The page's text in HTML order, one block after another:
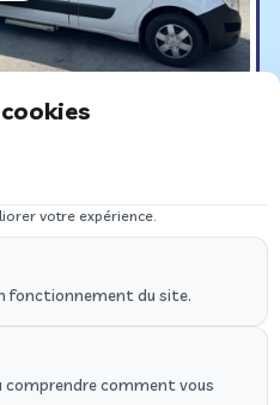
votre expérience.
fonctionnement du site.
comprendre comment vous